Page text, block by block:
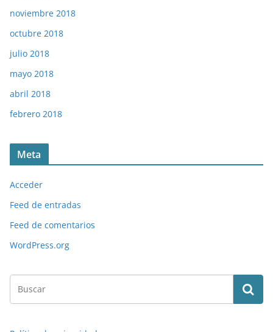
noviembre 2018
octubre 2018
julio 2018
mayo 2018
abril 2018
febrero 2018
Meta
Acceder
Feed de entradas
Feed de comentarios
WordPress.org